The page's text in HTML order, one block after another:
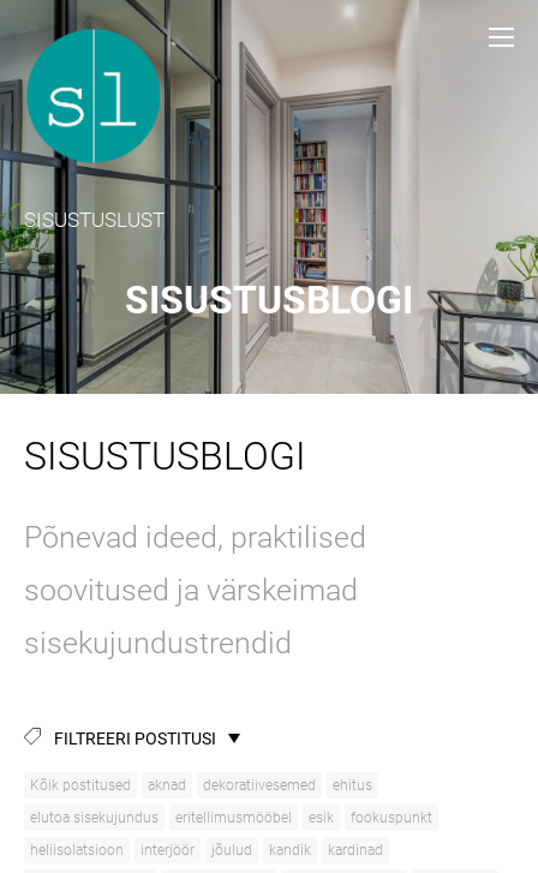
SISUSTUSLUST
SISUSTUSBLOGI
SISUSTUSBLOGI
Põnevad ideed, praktilised
soovitused ja värskeimad
sisekujundustrendid
FILTREERI POSTITUSI
Kõik postitused aknad dekoratiivesemed
ehitus
elutoa sisekujundus
eritellimusmööbel esik
fookuspunkt
heliisolatsioon
interjöör jõulud kandik
kardinad